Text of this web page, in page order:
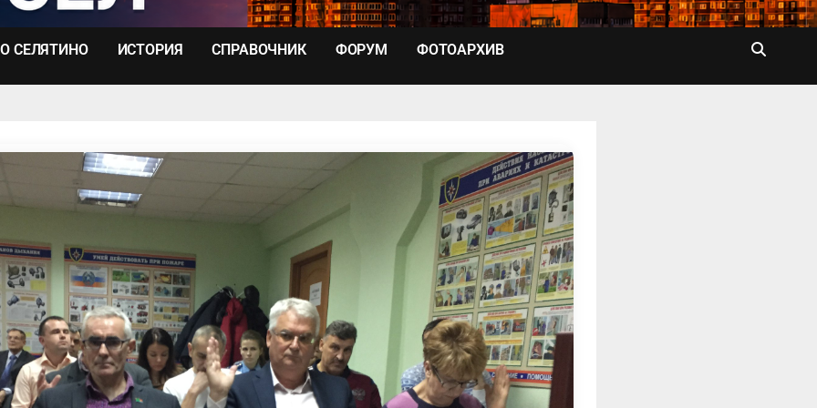
О СЕЛЯТИНО ИСТОРИЯ СПРАВОЧНИК ФОРУМ ФОТОАРХИВ